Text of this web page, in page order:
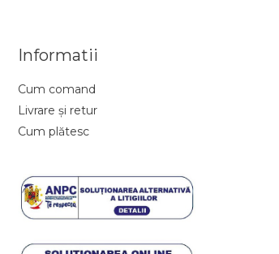
Informatii
Cum comand
Livrare și retur
Cum plătesc